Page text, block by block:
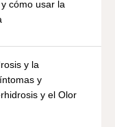
cómo usar la
y la
y
y el Olor